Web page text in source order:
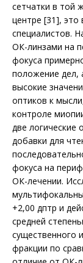
сетчатки в той
центре [31], это
специалистов.
ОК-линзами на
фокуса
положение дел,
высокие
оптиков к
конт­роле
две логические
добавки для
фокуса на
ОК-лечении.
+2,00 дптр и
средней
существенного
фракции по